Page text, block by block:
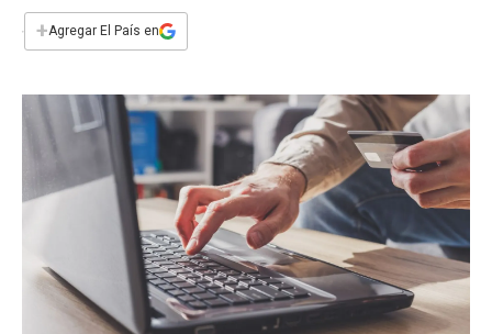
e
b
s
p
t
n
i
l
+Agregar El País en